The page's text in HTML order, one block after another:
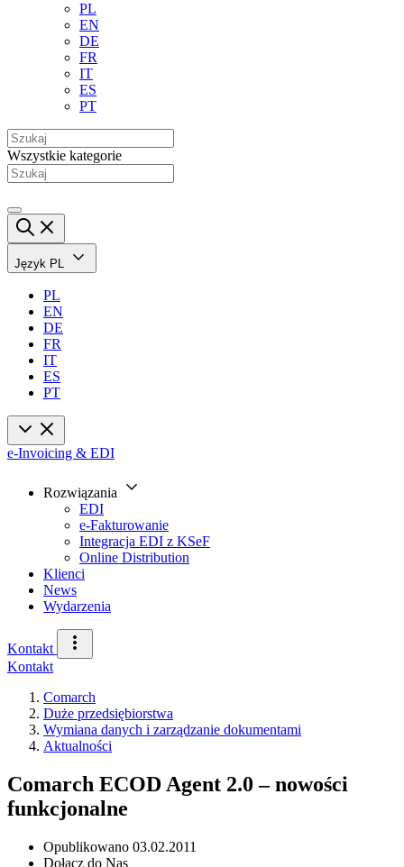
PL
EN
DE
FR
IT
ES
PT
Wszystkie kategorie
Język PL
PL
EN
DE
FR
IT
ES
PT
e-Invoicing & EDI
Rozwiązania
EDI
e-Fakturowanie
Integracja EDI z KSeF
Online Distribution
Klienci
News
Wydarzenia
Kontakt
Kontakt
Comarch
Duże przedsiębiorstwa
Wymiana danych i zarządzanie dokumentami
Aktualności
Comarch ECOD Agent 2.0 – nowości
funkcjonalne
Opublikowano 03.02.2011
Dołącz do Nas